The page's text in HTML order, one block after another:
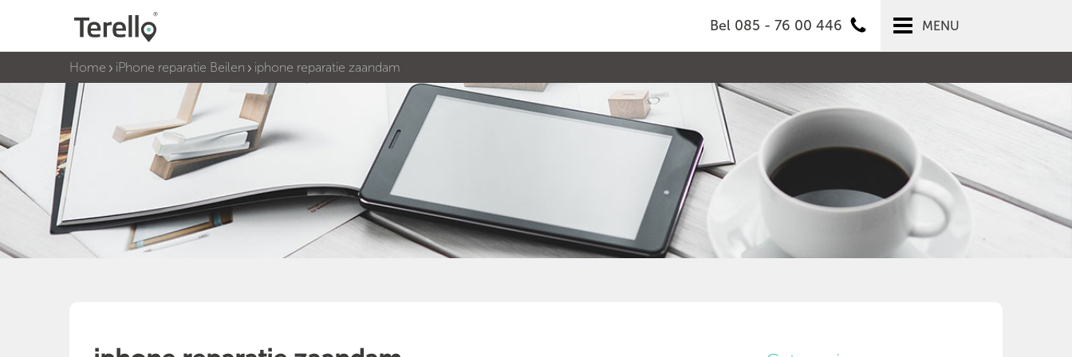
Bel 085 - 76 00 446 MENU
Home iPhone reparatie Beilen iphone reparatie zaandam